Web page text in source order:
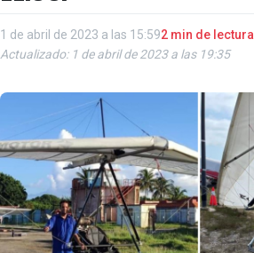
1 de abril de 2023 a las 15:592 min de lectura
Actualizado: 1 de abril de 2023 a las 19:35